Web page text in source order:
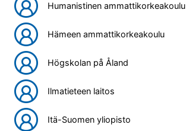
Humanistinen ammattikorkeakoulu
Hämeen ammattikorkeakoulu
Högskolan på Åland
Ilmatieteen laitos
Itä-Suomen yliopisto